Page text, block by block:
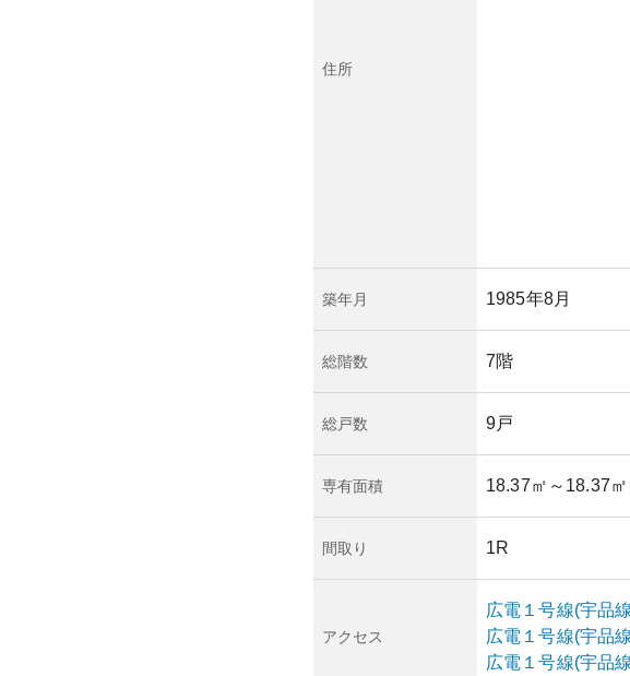
住所
築年月 1985年8月
総階数 7階
総戸数 9戸
専有面積 18.37㎡ ～18.37㎡
間取り 1R
アクセス
広電１号線(宇品
広電１号線(宇品
広電１号線(宇品